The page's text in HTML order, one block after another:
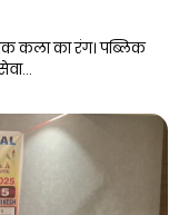
कला का रंग। पब्लिक